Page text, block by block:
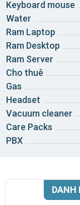
Keyboard mouse
Water
Ram Laptop
Ram Desktop
Ram Server
Cho thuê
Gas
Headset
Vacuum cleaner
Care Packs
PBX
DANH